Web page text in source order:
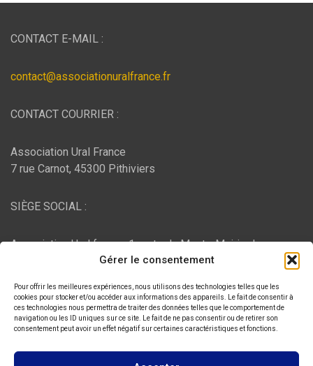
Gérer le consentement
Pour offrir les meilleures expériences, nous utilisons des technologies telles que les
cookies pour stocker et/ou accéder aux informations des appareils. Le fait de consentir à
ces technologies nous permettra de traiter des données telles que le comportement de
navigation ou les ID uniques sur ce site. Le fait de ne pas consentir ou de retirer son
consentement peut avoir un effet négatif sur certaines caractéristiques et fonctions.
CONTACT E-MAIL :
contact@associationuralfrance.fr
CONTACT COURRIER :
Association Ural France
7 rue Carnot, 45300 Pithiviers
SIÈGE SOCIAL :
Association Ural france, 1 route du Mont - Mairie de
Bujaleuf, 87460 Bujaleuf
HÉBERGEMENT :
, Chemin des Pardiaux, 63000 Clermont-Ferrand